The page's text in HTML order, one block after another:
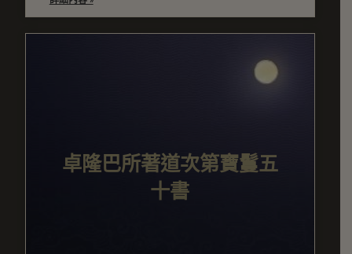
卓隆巴所著道次第寶鬘五
十書